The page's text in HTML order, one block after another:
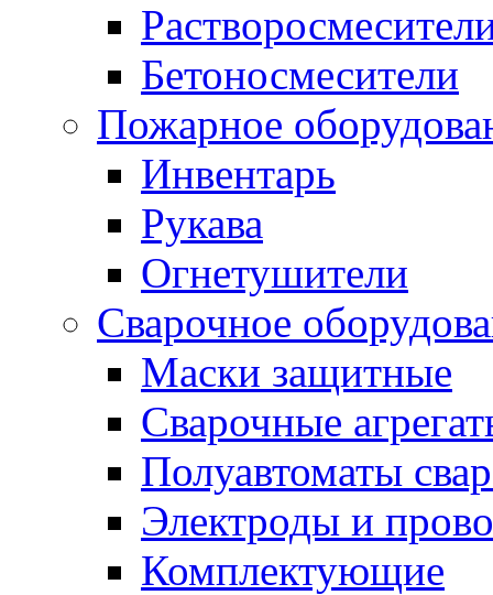
Бетоносмесители
Пожарное
Инвентарь
Рукава
Огнетушители
Сварочное
Маски защитные
Сварочные
Полуавтоматы
Электроды и
Комплектующие